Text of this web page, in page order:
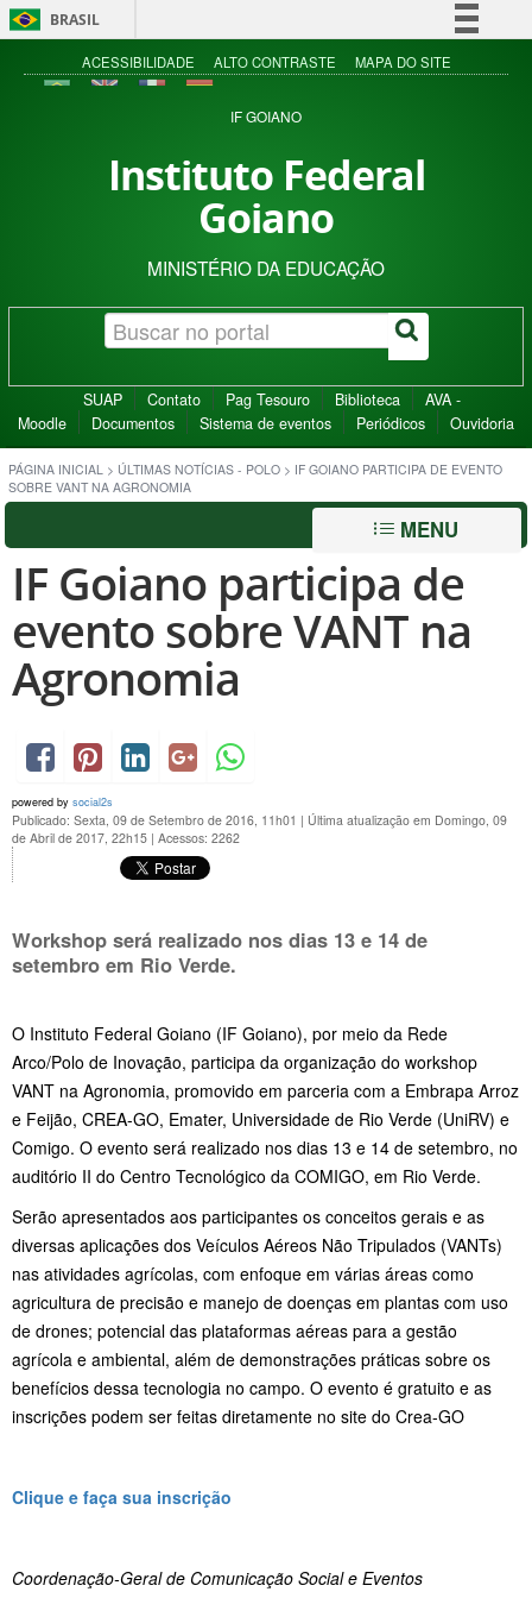
BRASIL
Simplifique!
Acesso à informação
ACESSIBILIDADE ALTO CONTRASTE MAPA DO SITE
IF GOIANO
Instituto Federal
Goiano
MINISTÉRIO DA EDUCAÇÃO
SUAP Contato Pag Tesouro Biblioteca
AVA -
Moodle
Documentos Sistema de eventos Periódicos Ouvidoria
PÁGINA INICIAL > ÚLTIMAS NOTÍCIAS - POLO > IF GOIANO PARTICIPA DE EVENTO
SOBRE VANT NA AGRONOMIA
MENU
IF Goiano participa de
evento sobre VANT na
Agronomia
powered by social2s
Publicado: Sexta, 09 de Setembro de 2016, 11h01 | Última atualização em Domingo, 09
de Abril de 2017, 22h15 | Acessos: 2262
Workshop será realizado nos dias 13 e 14 de
setembro em Rio Verde.
O Instituto Federal Goiano (IF Goiano), por meio da Rede
Arco/Polo de Inovação, participa da organização do workshop
VANT na Agronomia, promovido em parceria com a Embrapa Arroz
e Feijão, CREA-GO, Emater, Universidade de Rio Verde (UniRV) e
Comigo. O evento será realizado nos dias 13 e 14 de setembro, no
auditório II do Centro Tecnológico da COMIGO, em Rio Verde.
Serão apresentados aos participantes os conceitos gerais e as
diversas aplicações dos Veículos Aéreos Não Tripulados (VANTs)
nas atividades agrícolas, com enfoque em várias áreas como
agricultura de precisão e manejo de doenças em plantas com uso
de drones; potencial das plataformas aéreas para a gestão
agrícola e ambiental, além de demonstrações práticas sobre os
benefícios dessa tecnologia no campo. O evento é gratuito e as
inscrições podem ser feitas diretamente no site do Crea-GO
Clique e faça sua inscrição
Coordenação-Geral de Comunicação Social e Eventos